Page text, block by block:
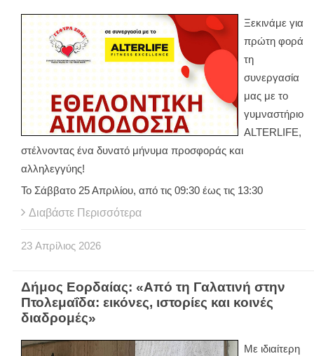
Ξεκινάμε για
πρώτη φορά
τη
συνεργασία
μας με το
γυμναστήριο
ALTERLIFE,
στέλνοντας ένα δυνατό μήνυμα προσφοράς και
αλληλεγγύης!
Το Σάββατο 25 Απριλίου, από τις 09:30 έως τις 13:30
Διαβάστε Περισσότερα
23 Απρίλιος 2026
Δήμος Εορδαίας: «Από τη Γαλατινή στην
Πτολεμαΐδα: εικόνες, ιστορίες και κοινές
διαδρομές»
Με ιδιαίτερη